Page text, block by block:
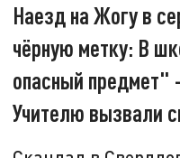
Наезд на Жогу в
чёрную метку: В
опасный предмет"
Учителю вызвали